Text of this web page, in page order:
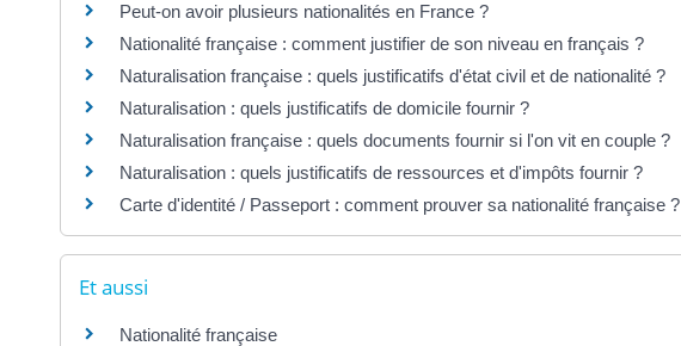
Peut-on avoir plusieurs nationalités en France ?
Nationalité française : comment justifier de son niveau en français ?
Naturalisation française : quels justificatifs d'état civil et de nationalité ?
Naturalisation : quels justificatifs de domicile fournir ?
Naturalisation française : quels documents fournir si l'on vit en couple ?
Naturalisation : quels justificatifs de ressources et d'impôts fournir ?
Carte d'identité / Passeport : comment prouver sa nationalité française ?
Et aussi
Nationalité française